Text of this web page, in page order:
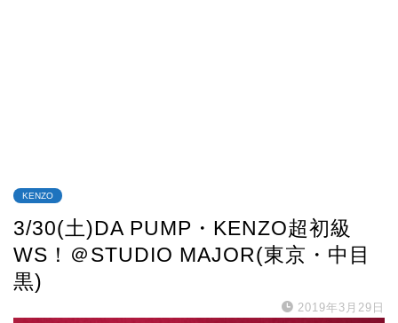
KENZO
3/30(土)DA PUMP・KENZO超初級
WS！＠STUDIO MAJOR(東京・中目
黒)
2019年3月29日